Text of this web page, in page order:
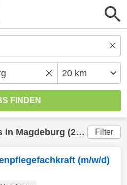
in Magdeburg (20 km) gefunden Filter
(m/w/d)